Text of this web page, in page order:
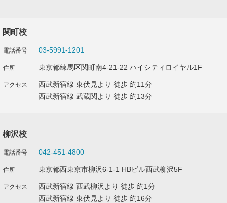
関町校
03-5991-1201
東京都練馬区関町南4-21-22 ハイシティロイヤル1F
西武新宿線 東伏見より 徒歩 約11分
西武新宿線 武蔵関より 徒歩 約13分
柳沢校
042-451-4800
東京都西東京市柳沢6-1-1 HBビル西武柳沢5F
西武新宿線 西武柳沢より 徒歩 約1分
西武新宿線 東伏見より 徒歩 約16分